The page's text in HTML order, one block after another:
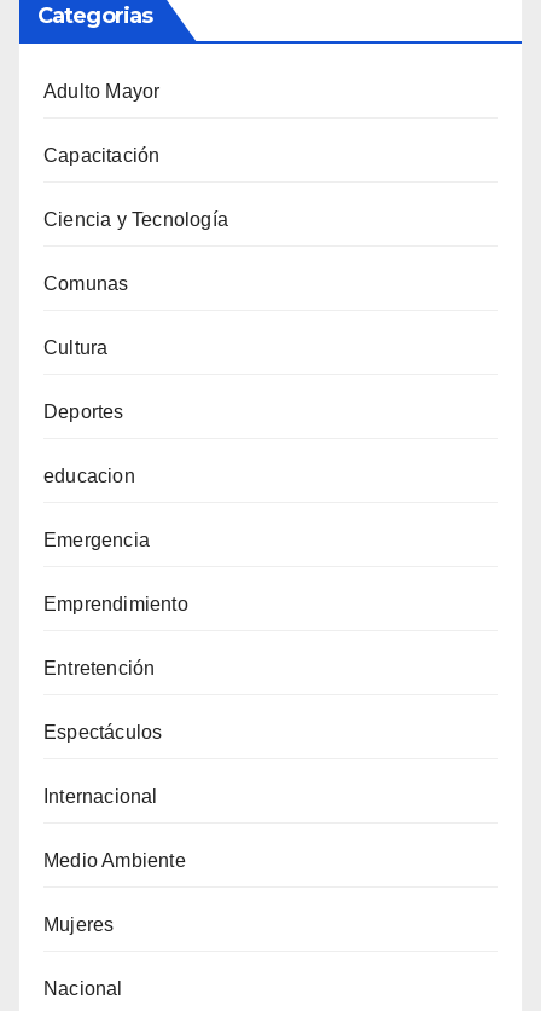
Categorias
Adulto Mayor
Capacitación
Ciencia y Tecnología
Comunas
Cultura
Deportes
educacion
Emergencia
Emprendimiento
Entretención
Espectáculos
Internacional
Medio Ambiente
Mujeres
Nacional